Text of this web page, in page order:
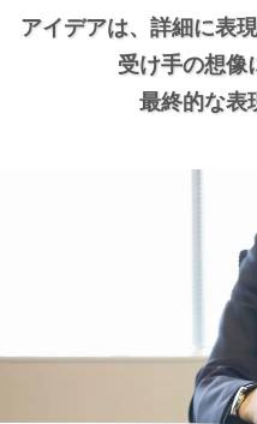
アイデアは、 詳細に表
受け手の想像
最終的な表